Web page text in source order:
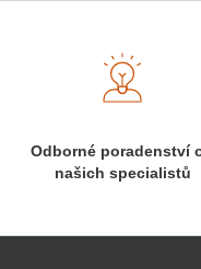
Odborné poradenství
našich specialistů